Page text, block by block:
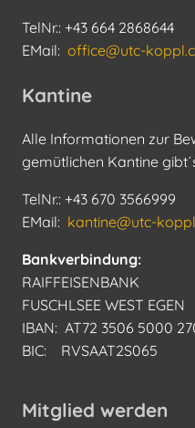
TelNr.: +43 664 2868644
EMail: office@utc-
Kantine
Alle Informationen zur
gemütlichen Kantine
TelNr.: +43 670 3566999
EMail: kantine@utc-
Bankverbindung:
RAIFFEISENBANK
FUSCHLSEE WEST EGEN
IBAN: AT72 3506 5000
BIC: RVSAAT2S065
Mitglied werden